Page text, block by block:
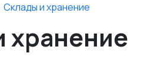
Склады и хранение
хранение